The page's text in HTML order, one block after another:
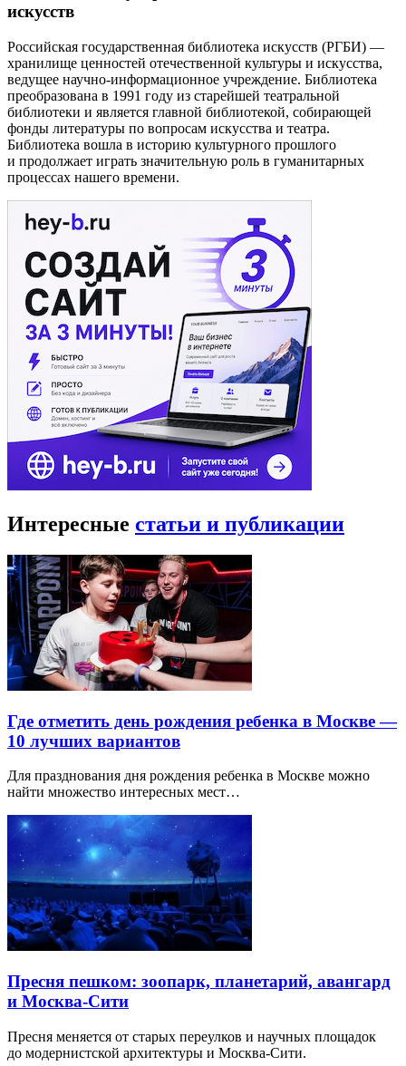
искусств
Российская государственная библиотека искусств (РГБИ) —
хранилище ценностей отечественной культуры и искусства,
ведущее научно-информационное учреждение. Библиотека
преобразована в 1991 году из старейшей театральной
библиотеки и является главной библиотекой, собирающей
фонды литературы по вопросам искусства и театра.
Библиотека вошла в историю культурного прошлого
и продолжает играть значительную роль в гуманитарных
процессах нашего времени.
Интересные статьи и публикации
Где отметить день рождения ребенка в Москве —
10 лучших вариантов
Для празднования дня рождения ребенка в Москве можно
найти множество интересных мест…
Пресня пешком: зоопарк, планетарий, авангард
и Москва-Сити
Пресня меняется от старых переулков и научных площадок
до модернистской архитектуры и Москва-Сити.